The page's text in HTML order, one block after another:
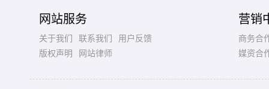
网站服务
关于我们 联系我们
用户反馈
版权声明
网站律师
营销
商务合
媒资合